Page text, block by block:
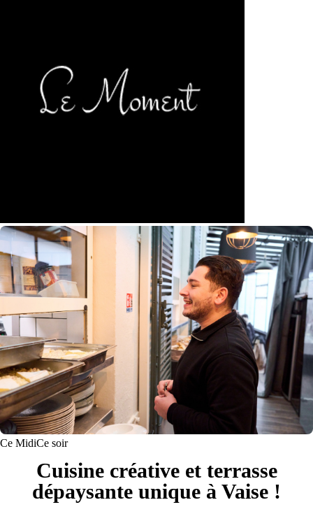
Ce MidiCe soir
Cuisine créative et terrasse
dépaysante unique à Vaise !